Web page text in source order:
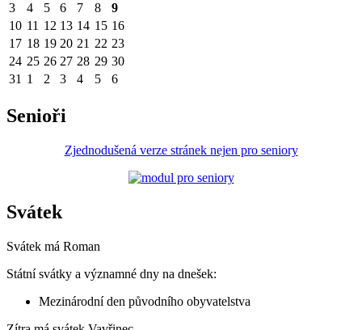
3
4 5 6 7 8
9
10 11 12 13 14 15 16
17 18 19 20 21 22 23
24 25 26 27 28 29 30
31 1 2 3 4 5 6
Senioři
Zjednodušená verze stránek nejen pro seniory
Svátek
Svátek má Roman
Státní svátky a významné dny na dnešek:
Mezinárodní den původního obyvatelstva